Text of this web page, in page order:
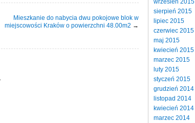
Mieszkanie do nabycia dwu pokojowe blok w
miejscowości Kraków o powierzchni 48.00m2 →
wrzesień 2015
sierpień 2015
lipiec 2015
czerwiec 2015
maj 2015
kwiecień 2015
marzec 2015
luty 2015
styczeń 2015
grudzień 2014
listopad 2014
kwiecień 2014
marzec 2014